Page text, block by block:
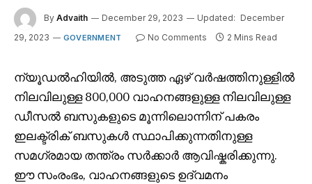
By Advaith December 29, 2023 Updated: December
29, 2023
GOVERNMENT No Comments 2 Mins Read
ന്യൂഡൽഹിയിൽ, അടുത്ത ഏഴ് വർഷത്തിനുള്ളിൽ
നിലവിലുള്ള 800,000 വാഹനങ്ങളുള്ള നിലവിലുള്ള
ഡീസൽ ബസുകളുടെ മൂന്നിലൊന്നിന് പകരം
ഇലക്ട്രിക് ബസുകൾ സ്ഥാപിക്കുന്നതിനുള്ള
സമഗ്രമായ തന്ത്രം സർക്കാർ ആവിഷ്കരിക്കുന്നു.
ഈ സംരംഭം, വാഹനങ്ങളുടെ ഉദ്‌വമനം